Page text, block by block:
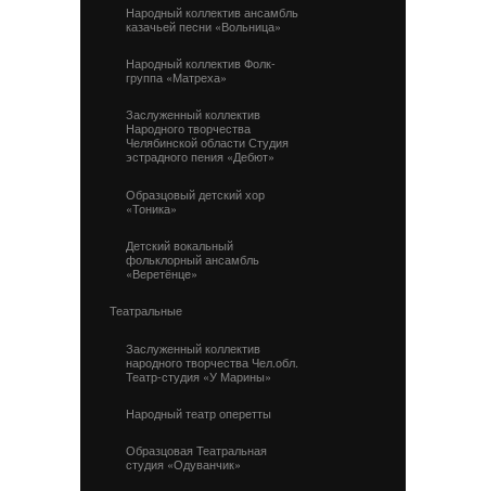
Народный коллектив ансамбль
казачьей песни «Вольница»
Народный коллектив Фолк-
группа «Матреха»
Заслуженный коллектив
Народного творчества
Челябинской области Студия
эстрадного пения «Дебют»
Образцовый детский хор
«Тоника»
Детский вокальный
фольклорный ансамбль
«Веретёнце»
Театральные
Заслуженный коллектив
народного творчества Чел.обл.
Театр-студия «У Марины»
Народный театр оперетты
Образцовая Театральная
студия «Одуванчик»